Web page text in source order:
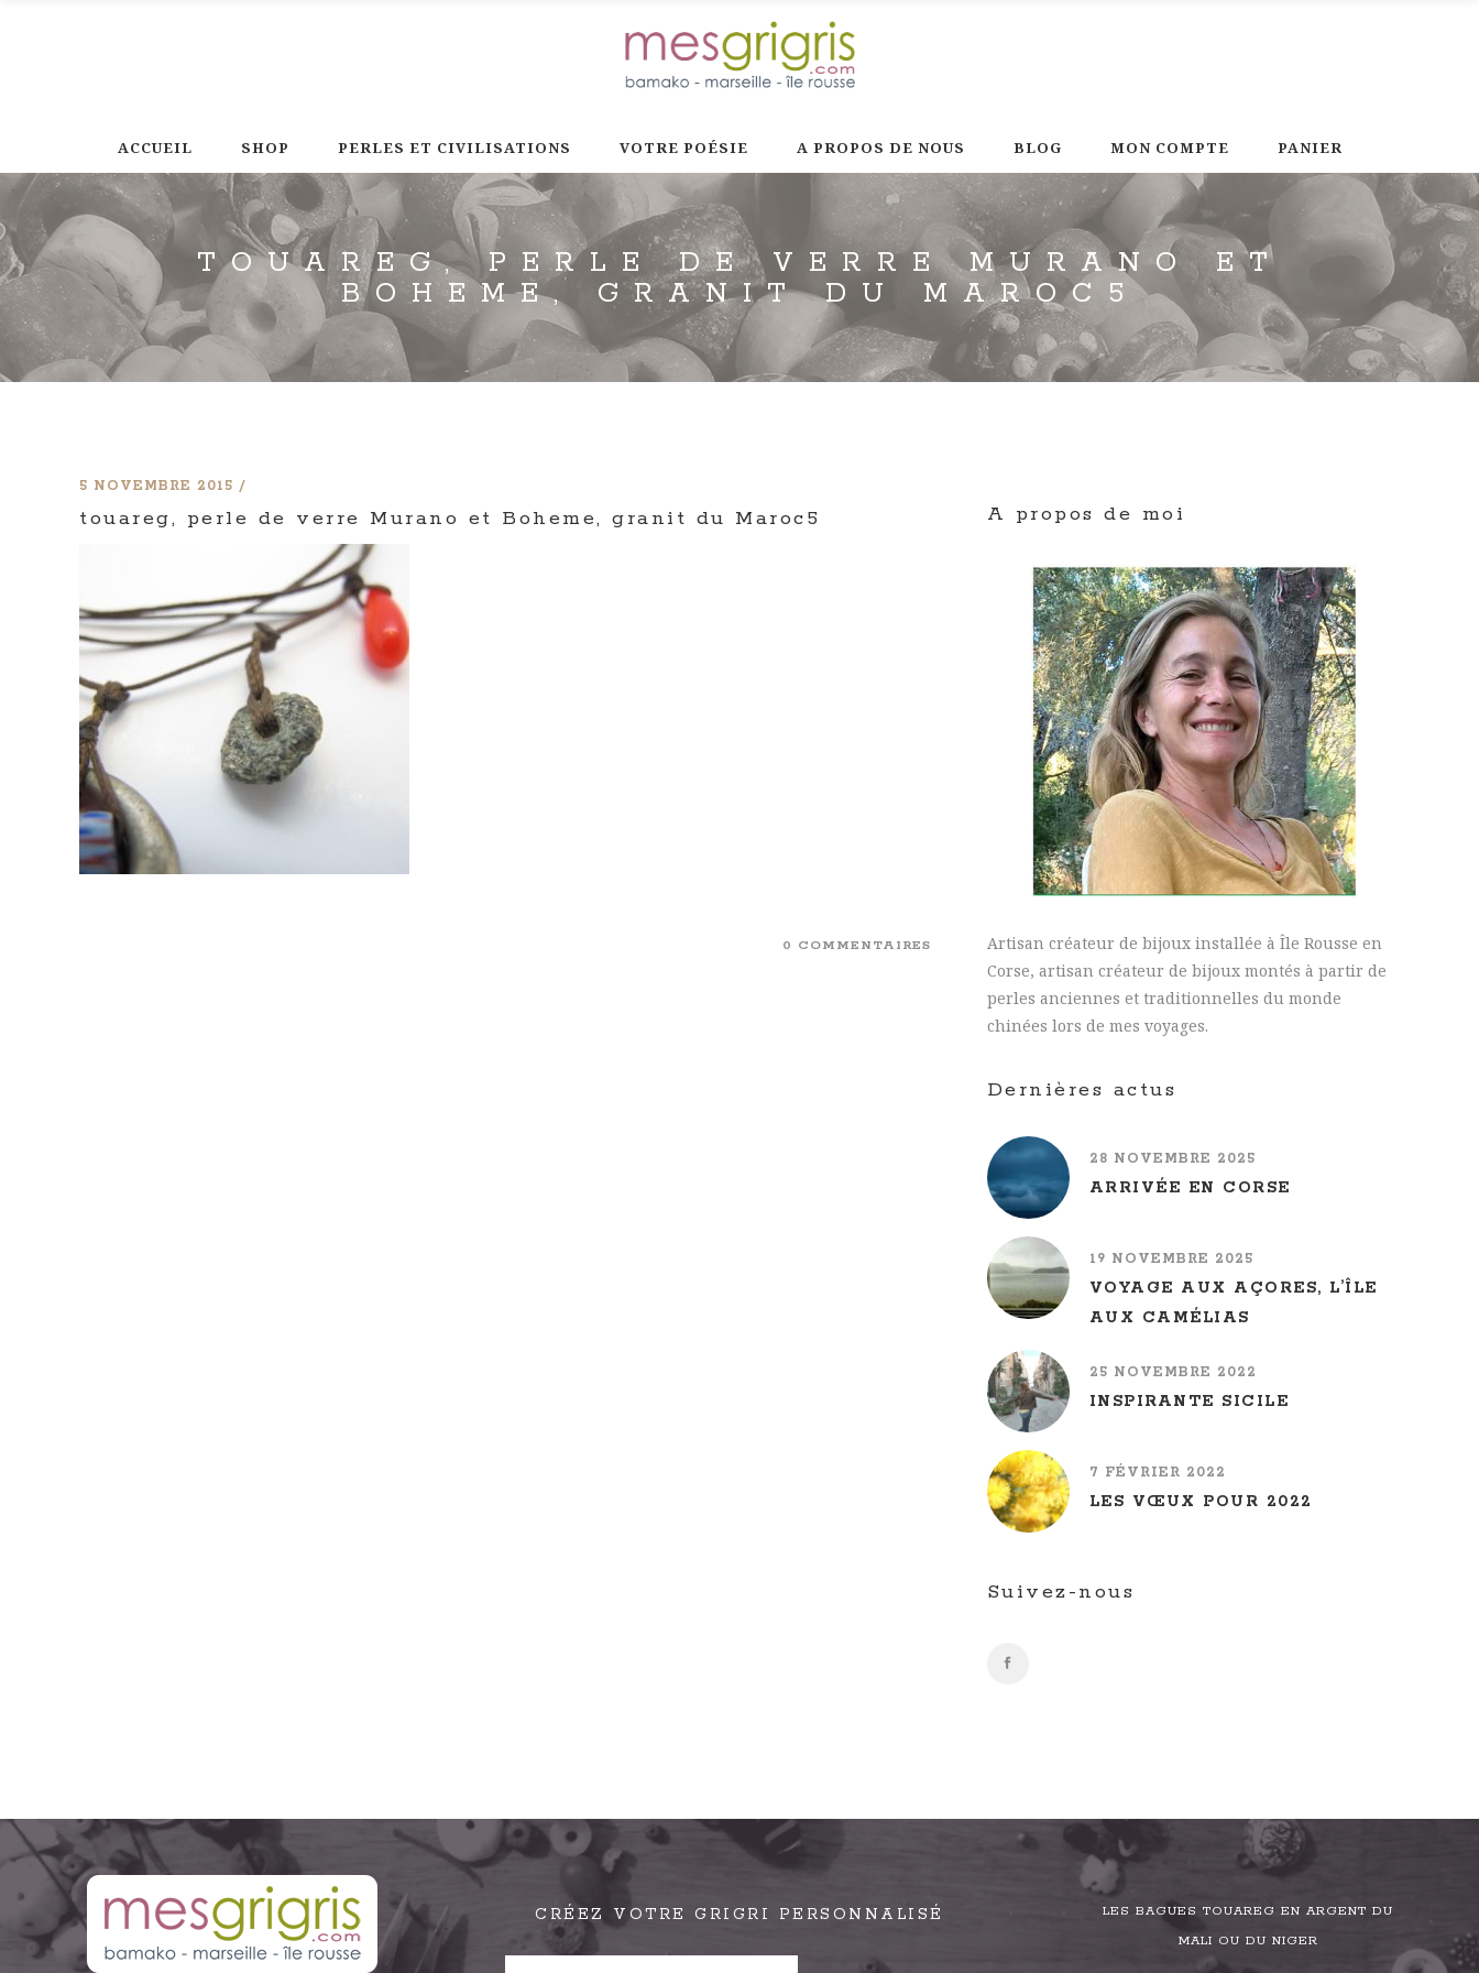
ACCUEIL SHOP PERLES ET CIVILISATIONS VOTRE POÉSIE A PROPOS DE NOUS BLOG MON COMPTE PANIER
TOUAREG, PERLE DE VERRE MURANO ET
BOHEME, GRANIT DU MAROC5
5 NOVEMBRE 2015
touareg, perle de verre Murano et Boheme, granit du Maroc5
0 COMMENTAIRES
A propos de moi
Artisan créateur de bijoux installée à Île Rousse en
Corse, artisan créateur de bijoux montés à partir de
perles anciennes et traditionnelles du monde
chinées lors de mes voyages.
Dernières actus
28 NOVEMBRE 2025
ARRIVÉE EN CORSE
19 NOVEMBRE 2025
VOYAGE AUX AÇORES, L’ÎLE
AUX CAMÉLIAS
25 NOVEMBRE 2022
INSPIRANTE SICILE
7 FÉVRIER 2022
LES VŒUX POUR 2022
Suivez-nous
CRÉEZ VOTRE GRIGRI PERSONNALISÉ
LES BAGUES TOUAREG EN ARGENT DU
MALI OU DU NIGER